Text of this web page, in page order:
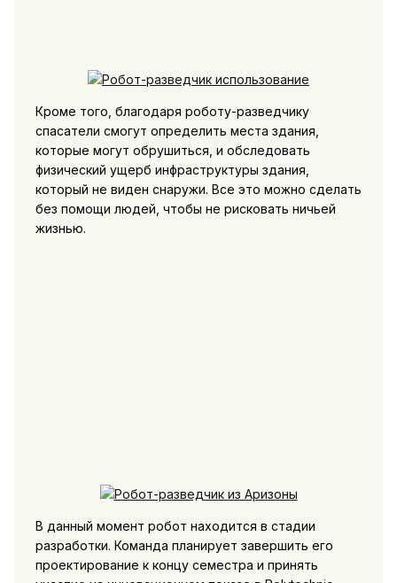
Кроме того, благодаря роботу-разведчику
спасатели смогут определить места здания,
которые могут обрушиться, и обследовать
физический ущерб инфраструктуры здания,
который не виден снаружи. Все это можно сделать
без помощи людей, чтобы не рисковать ничьей
жизнью.
В данный момент робот находится в стадии
разработки. Команда планирует завершить его
проектирование к концу семестра и принять